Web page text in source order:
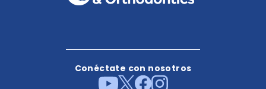
Conéctate con nosotros